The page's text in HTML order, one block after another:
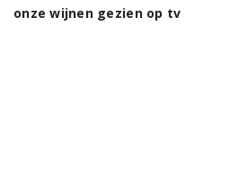
onze wijnen gezien op tv